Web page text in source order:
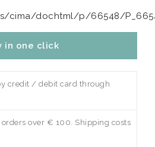
cima/dochtml/p/66548/
in one click
credit / debit card through
orders over € 100. Shipping costs